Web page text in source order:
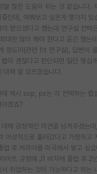
말 많은 도움이 되는 것 같습니다.
인데, 여쭤보고 싶은게 몇가지 있
이 받으셨다고 했는데 연구실 컨택
대한 많이 해야 한다고 듣긴 했는
정도라(관련 fit 연구실), 답변이
이 괜찮다고 판단되면 일단 몇십
해 잘 모르겠습니다.
역시 sop, ps는 각 컨택하는 랩
겠죠?
해 긍정적인 의견을 남겨주셨는
이상적으로 흘러갔다고 가정하고
업 후 커리어를 미국에서 쌓고 싶
이트 규정에 J1 비자에 졸업 후 2
취업하는 것이 가능하다고 하는